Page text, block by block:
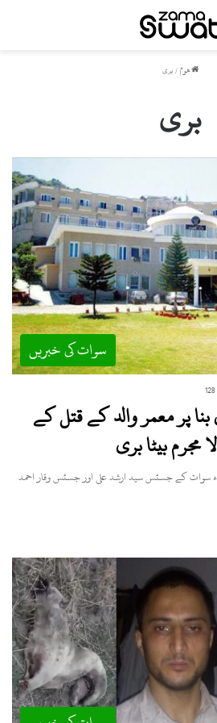
ھوم / بری
بری
سوات کی خبریں
128
پر معمر والد کے قتل کے
مجرم بیٹا بری
سوات کے جسٹس سید ارشد علی اور جسٹس وقار احمد